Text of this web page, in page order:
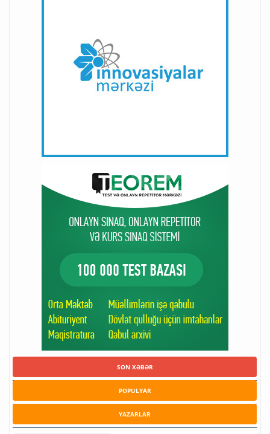
SON XƏBƏR
POPULYAR
YAZARLAR